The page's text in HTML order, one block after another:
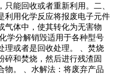
能回收或者重新利用。二、
利用化学反应将报废电子元件
气体中，使其转化为无害物
学分解销毁适用于各种型号
理或者是回收处理。 、焚烧
碎和焚烧，然后进行残渣固
物。 、水解法：将废弃产品